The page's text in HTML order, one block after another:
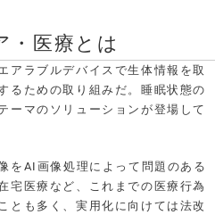
・医療とは
アラブルデバイスで生体情報を取
るための取り組みだ。睡眠状態の
ーマのソリューションが登場して
をAI画像処理によって問題のある
宅医療など、これまでの医療行為
とも多く、実用化に向けては法改